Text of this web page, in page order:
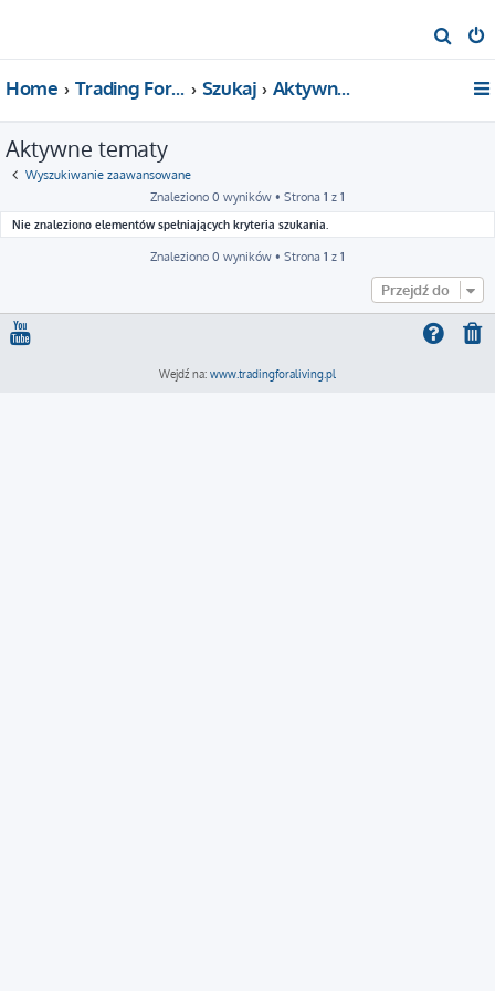
z
Home Trading For a Living Szukaj Aktywne tematy
Aktywne tematy
Wyszukiwanie zaawansowane
Znaleziono 0 wyników • Strona 1 z 1
Nie znaleziono elementów spełniających kryteria szukania.
Znaleziono 0 wyników • Strona 1 z 1
Przejdź do
Wejdź na: www.tradingforaliving.pl